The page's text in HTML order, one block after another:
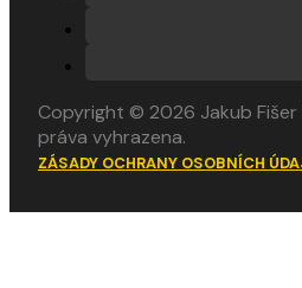
Copyright © 2026 Jakub Fišer
práva vyhrazena.
ZÁSADY OCHRANY OSOBNÍCH